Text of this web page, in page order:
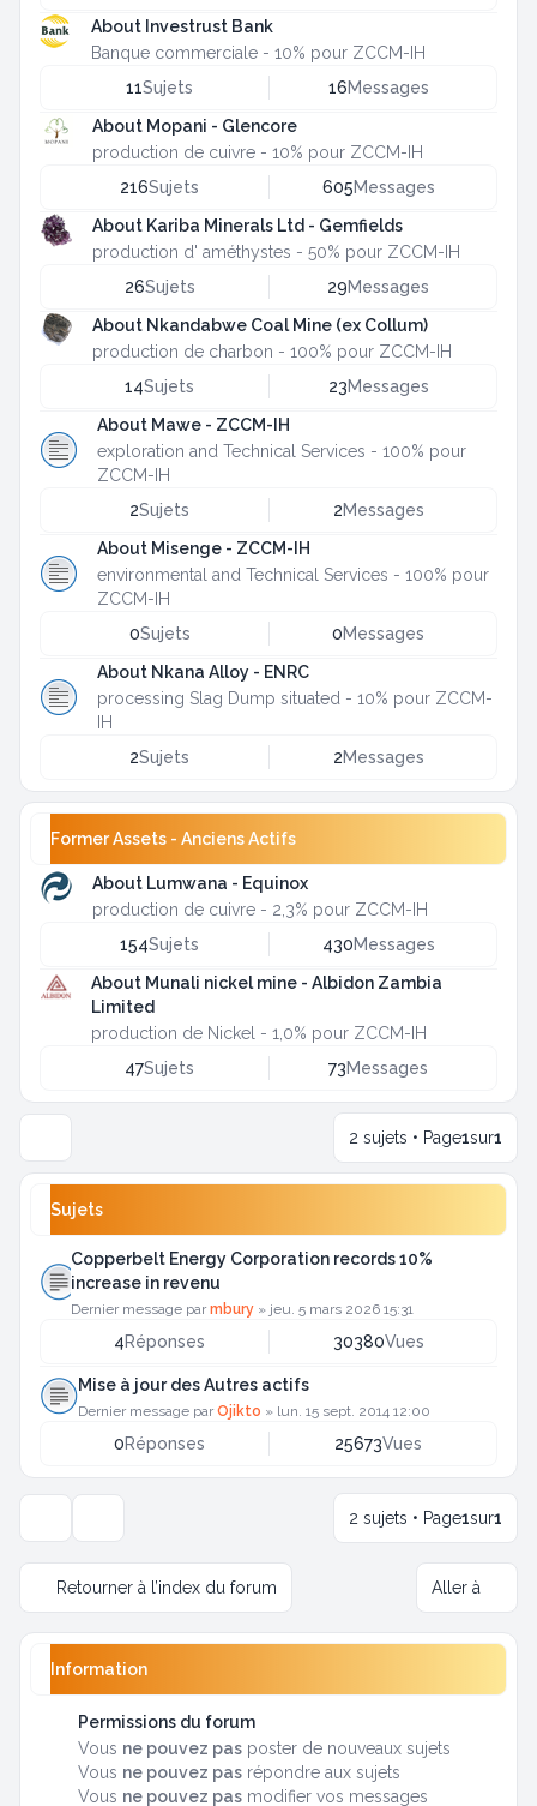
About Investrust Bank
Banque commerciale - 10% pour ZCCM-IH
11Sujets 16Messages
About Mopani - Glencore
production de cuivre - 10% pour ZCCM-IH
216Sujets 605Messages
About Kariba Minerals Ltd - Gemfields
production d' améthystes - 50% pour ZCCM-IH
26Sujets 29Messages
About Nkandabwe Coal Mine (ex Collum)
production de charbon - 100% pour ZCCM-IH
14Sujets 23Messages
About Mawe - ZCCM-IH
exploration and Technical Services - 100% pour
ZCCM-IH
2Sujets 2Messages
About Misenge - ZCCM-IH
environmental and Technical Services - 100% pour
ZCCM-IH
0Sujets 0Messages
About Nkana Alloy - ENRC
processing Slag Dump situated - 10% pour ZCCM-
IH
2Sujets 2Messages
Former Assets - Anciens Actifs
About Lumwana - Equinox
production de cuivre - 2,3% pour ZCCM-IH
154Sujets 430Messages
About Munali nickel mine - Albidon Zambia
Limited
production de Nickel - 1,0% pour ZCCM-IH
47Sujets 73Messages
2 sujets • Page1sur1
Sujets
Copperbelt Energy Corporation records 10%
increase in revenu
Dernier message parmbury » jeu. 5 mars 2026 15:31
4Réponses 30380Vues
Mise à jour des Autres actifs
Dernier message parOjikto » lun. 15 sept. 2014 12:00
0Réponses 25673Vues
2 sujets • Page1sur1
Retourner à l’index du forum Aller à
Information
Permissions du forum
Vous ne pouvez pas poster de nouveaux sujets
Vous ne pouvez pas répondre aux sujets
Vous ne pouvez pas modifier vos messages